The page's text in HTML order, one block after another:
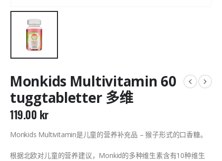
Monkids Multivitamin 60
tuggtabletter 多维
119.00 kr
Monkids Multivitamin是儿童的营养补充品 – 猴子形式的口香糖。
根据北欧对儿童的营养建议，Monkid的多种维生素含有10种维生